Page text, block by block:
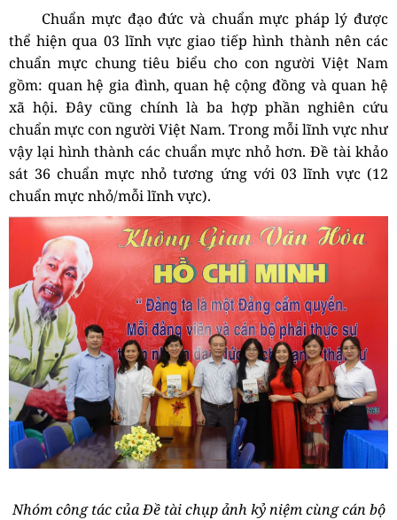
Chuẩn mực đạo đức và chuẩn mực pháp lý được
thể hiện qua 03 lĩnh vực giao tiếp hình thành nên các
chuẩn mực chung tiêu biểu cho con người Việt Nam
gồm: quan hệ gia đình, quan hệ cộng đồng và quan hệ
xã hội. Đây cũng chính là ba hợp phần nghiên cứu
chuẩn mực con người Việt Nam. Trong mỗi lĩnh vực như
vậy lại hình thành các chuẩn mực nhỏ hơn. Đề tài khảo
sát 36 chuẩn mực nhỏ tương ứng với 03 lĩnh vực (12
chuẩn mực nhỏ/mỗi lĩnh vực).
Nhóm công tác của Đề tài chụp ảnh kỷ niệm cùng cán bộ